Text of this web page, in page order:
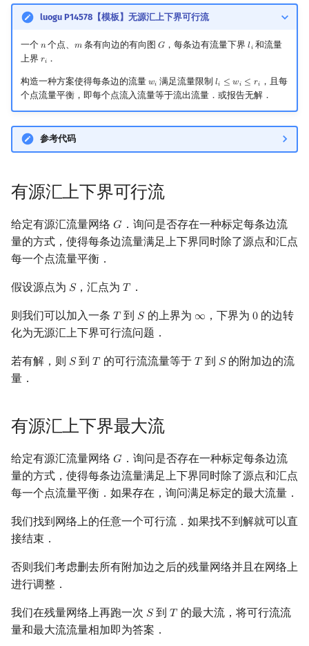
Min_25 筛
连分数
luogu P14578【模板】无源汇上下界可行流
一个 𝑛
n个点、𝑚
m 条有向边的有向图𝐺
G ，每条边有流量下界𝑙𝑖
li 和流量
上界 𝑟𝑖
ri ．
构造一种方案使得每条边的流量 𝑤𝑖
wi 满足流量限制 𝑙𝑖 ≤ 𝑤𝑖 ≤ 𝑟𝑖
li ≤w i≤ri
，且每
个点流量平衡，即每个点流入流量等于流出流量．或报告无解．
参考代码
有源汇上下界可行流
给定有源汇流量网络 𝐺
G ．询问是否存在一种标定每条边流
量的方式，使得每条边流量满足上下界同时除了源点和汇点
每一个点流量平衡．
假设源点为 𝑆
S，汇点为𝑇
T ．
则我们可以加入一条 𝑇
T 到 𝑆
S的上界为 ∞
∞ ，下界为 0
0的边转
化为无源汇上下界可行流问题．
若有解，则 𝑆
S到𝑇
T 的可行流流量等于 𝑇
T 到 𝑆
S的附加边的流
量．
有源汇上下界最大流
给定有源汇流量网络 𝐺
G ．询问是否存在一种标定每条边流
量的方式，使得每条边流量满足上下界同时除了源点和汇点
每一个点流量平衡．如果存在，询问满足标定的最大流量．
我们找到网络上的任意一个可行流．如果找不到解就可以直
接结束．
否则我们考虑删去所有附加边之后的残量网络并且在网络上
进行调整．
我们在残量网络上再跑一次 𝑆
S到𝑇
T 的最大流，将可行流流
量和最大流流量相加即为答案．